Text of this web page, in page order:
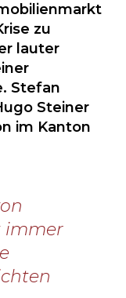
zu
lauter
Stefan
Steiner
im Kanton
immer